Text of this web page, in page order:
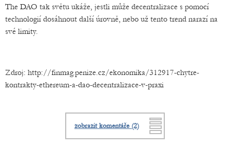
The DAO tak světu ukáže, jestli může decentralizace s pomocí
technologií dosáhnout další úrovně, nebo už tento trend narazí na
své limity.
Zdroj: http://finmag.penize.cz/ekonomika/312917-chytre-
kontrakty-ethereum-a-dao-decentralizace-v-praxi
zobrazit komentáře (2)